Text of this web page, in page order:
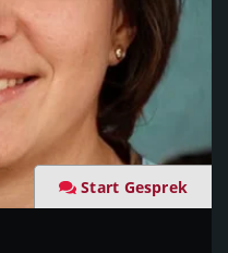
Start Gesprek